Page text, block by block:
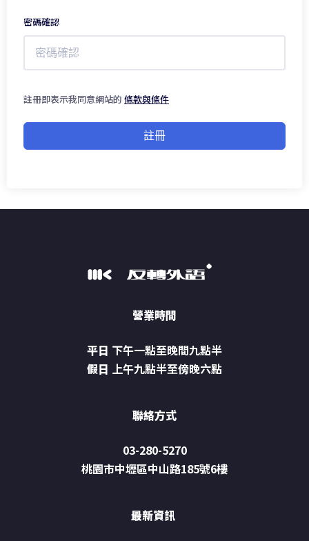
密碼確認
註冊即表示我同意網站的 條款與條件
註冊
營業時間
平日 下午一點至晚間九點半
假日 上午九點半至傍晚六點
聯絡方式
03-280-5270
桃園市中壢區中山路185號6樓
最新資訊